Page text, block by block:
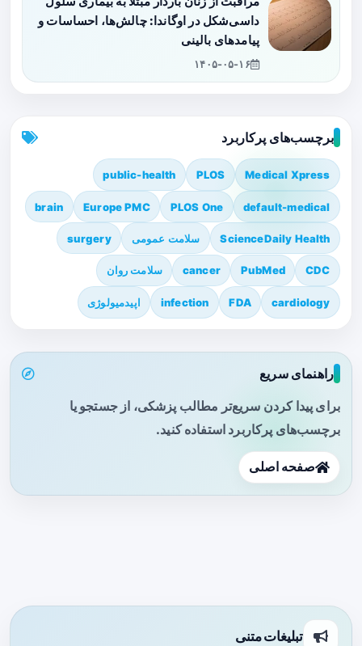
داسی‌شکل در اوگاندا: چالش‌ها، احساسات و
پیامدهای بالینی
۱۴۰۵-۰۵-۱۶
برچسب‌های پرکاربرد
Medical Xpress
PLOS
public-health
default-medical
PLOS One
Europe PMC
brain
ScienceDaily Health سلامت عمومی surgery
CDC
PubMed
cancer سلامت روان
cardiology
FDA
infection اپیدمیولوژی
راهنمای سریع
برای پیدا کردن سریع‌تر مطالب پزشکی، از جستجو یا
برچسب‌های پرکاربرد استفاده کنید.
صفحه اصلی
تبلیغات متنی